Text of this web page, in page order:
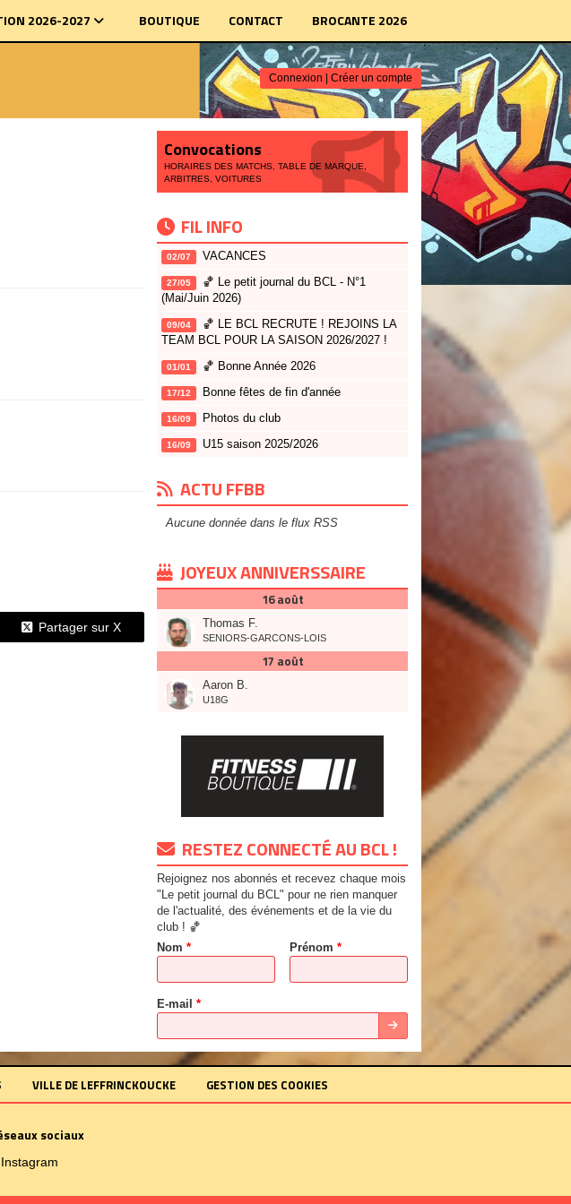
2026-2027 BOUTIQUE CONTACT BROCANTE 2026
Connexion Créer un compte
Partager sur X
Convocations
HORAIRES DES MATCHS, TABLE DE MARQUE,
ARBITRES, VOITURES
FIL INFO
02/07 VACANCES
27/05
🏀 Le petit journal du BCL - N°1
(Mai/Juin 2026)
09/04
🏀 LE BCL RECRUTE ! REJOINS LA
TEAM BCL POUR LA SAISON 2026/2027 !
01/01 🏀 Bonne Année 2026
17/12 Bonne fêtes de fin d'année
16/09 Photos du club
16/09 U15 saison 2025/2026
ACTU FFBB
Aucune donnée dans le flux RSS
JOYEUX ANNIVERSSAIRE
16 août
Thomas F.
SENIORS-GARCONS-LOIS
17 août
Aaron B.
U18G
RESTEZ CONNECTÉ AU BCL !
Rejoignez nos abonnés et recevez chaque mois
"Le petit journal du BCL" pour ne rien manquer
de l'actualité, des événements et de la vie du
club ! 🏀
*
*
*
Nom* Prénom*
E-mail*
VILLE DE LEFFRINCKOUCKE GESTION DES COOKIES
sociaux
Instagram